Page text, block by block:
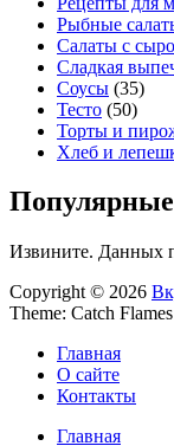
Рыбные
Салаты с
Сладкая
Соусы (35)
Тесто (50)
Торты и
Хлеб и
Извините. Данных
Copyright © 2026
Theme: Catch
Главная
О сайте
Контакты
Главная